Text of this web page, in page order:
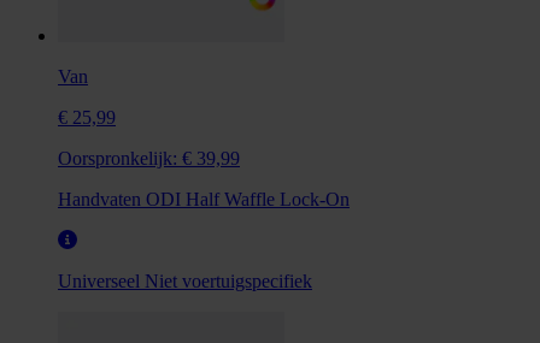
Van
€ 25,99
Oorspronkelijk: € 39,99
Handvaten ODI Half Waffle Lock-On
Universeel Niet voertuigspecifiek